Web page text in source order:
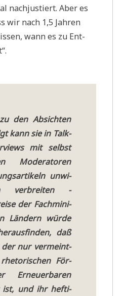
nach­ju­stiert. Aber es
wir nach 1,5 Jah­ren
wann es zu Ent­
den Absich­ten
kann sie in Talk-
mit selbst
Mode­ra­to­ren
unwi­
ver­brei­ten -
der Fach­mi­ni­
Län­dern wür­de
daß
der nur ver­meint­
För­
Erneu­er­ba­ren
ist, und ihr hef­ti­